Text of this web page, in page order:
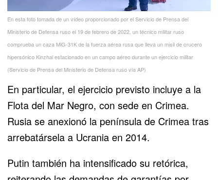
En esta foto tomada de un vídeo proporcionado por el Servicio de Prensa del
Ministerio de Defensa ruso el 19 de febrero de 2022, un técnico militar ruso
comprueba un caza MiG-31K de la fuerza aérea rusa que lleva un misil de crucero
hipersónico Kinzhal estacionado en un campo aéreo durante un ejercicio militar
(Servicio de Prensa del Ministerio de Defensa ruso vía AP)
En particular, el ejercicio previsto incluye a la
Flota del Mar Negro, con sede en Crimea.
Rusia se anexionó la península de Crimea tras
arrebatársela a Ucrania en 2014.
Putin también ha intensificado su retórica,